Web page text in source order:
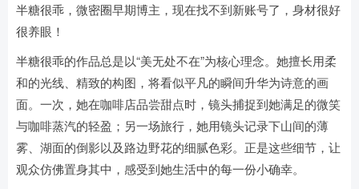
半糖很乖，微密圈早期博主，现在找不到新账号了，身材很好
很养眼！
半糖很乖的作品总是以“美无处不在”为核心理念。她擅长用柔
和的光线、精致的构图，将看似平凡的瞬间升华为诗意的画
面。一次，她在咖啡店品尝甜点时，镜头捕捉到她满足的微笑
与咖啡蒸汽的轻盈；另一场旅行，她用镜头记录下山间的薄
雾、湖面的倒影以及路边野花的细腻色彩。正是这些细节，让
观众仿佛置身其中，感受到她生活中的每一份小确幸。